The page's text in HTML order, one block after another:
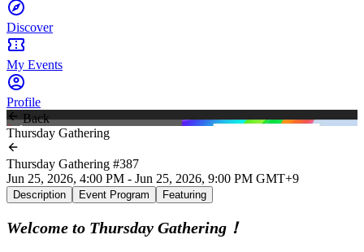
Discover
My Events
Profile
Back
Thursday Gathering
Thursday Gathering #387
Jun 25, 2026, 4:00 PM - Jun 25, 2026, 9:00 PM GMT+9
Description Event Program Featuring
Welcome to Thursday Gathering！